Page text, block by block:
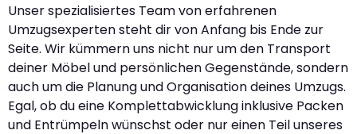
Unser spezialisiertes Team von erfahrenen
Umzugsexperten steht dir von Anfang bis Ende zur
Seite. Wir kümmern uns nicht nur um den Transport
deiner Möbel und persönlichen Gegenstände, sondern
auch um die Planung und Organisation deines Umzugs.
Egal, ob du eine Komplettabwicklung inklusive Packen
und Entrümpeln wünschst oder nur einen Teil unseres